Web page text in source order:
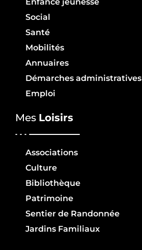
Social
Santé
Mobilités
Annuaires
Démarches administratives
Emploi
Mes Loisirs
Associations
Culture
Bibliothèque
Patrimoine
Sentier de Randonnée
Jardins Familiaux